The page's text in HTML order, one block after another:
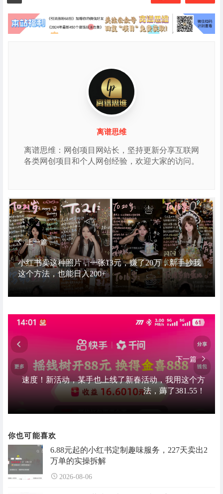
离谱思维
离谱思维：网创项目网站长，坚持更新分享互联网
各类网创项目和个人网创经验，欢迎大家的访问。
上一篇
小红书卖这种照片，一张13元，赚了20万，新手抄我
这个方法，也能日入200+
下一篇
速度！新活动，某手也上线了新春活动，我用这个方
法，薅了381.55！
你也可能喜欢
6.88元起的小红书定制趣味服务，227天卖出2
万单的实操拆解
2026-08-06